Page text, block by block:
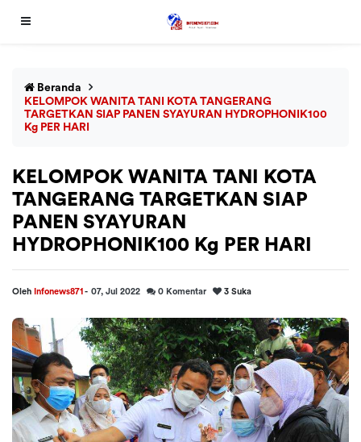
Beranda
KELOMPOK WANITA TANI KOTA TANGERANG
TARGETKAN SIAP PANEN SYAYURAN HYDROPHONIK100
Kg PER HARI
KELOMPOK WANITA TANI KOTA
TANGERANG TARGETKAN SIAP
PANEN SYAYURAN
HYDROPHONIK100 Kg PER HARI
Oleh Infonews871 - 07, Jul 2022 0 Komentar 3 Suka